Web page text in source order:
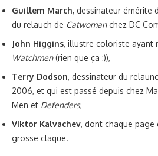
Guillem March, dessinateur émérite
du relauch de Catwomanchez DC
John Higgins, illustre coloriste ayant
Watchmen(rien que ça :)),
Terry Dodson, dessinateur du
2006, et qui est passé depuis chez
Men et Defenders,
Viktor Kalvachev, dont chaque page
grosse claque.